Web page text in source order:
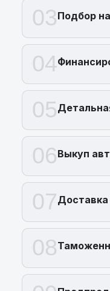
03Подбор
04
05
06Выкуп
07Доставка
08